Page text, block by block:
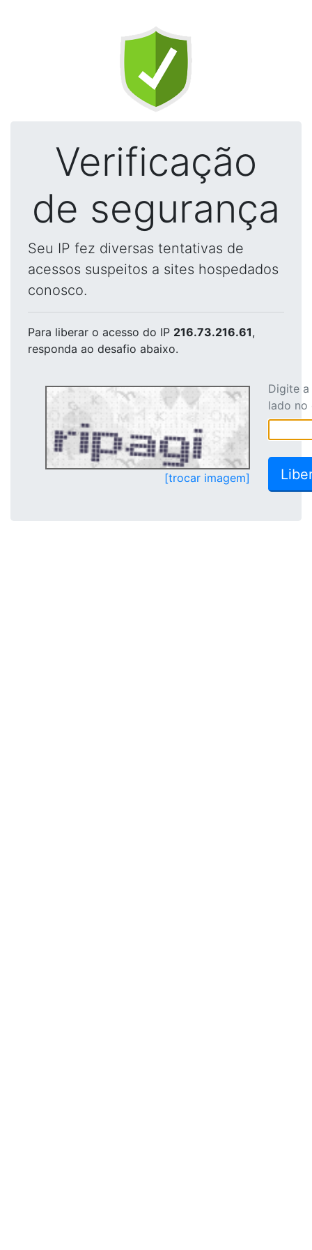
Verificação
de segurança
Seu IP fez diversas tentativas de
acessos suspeitos a sites hospedados
conosco.
Para liberar o acesso do IP 216.73.216.61,
responda ao desafio abaixo.
[trocar imagem]
Digite
lado no